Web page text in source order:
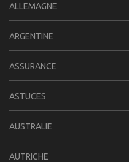
ALLEMAGNE
ARGENTINE
ASSURANCE
ASTUCES
AUSTRALIE
AUTRICHE